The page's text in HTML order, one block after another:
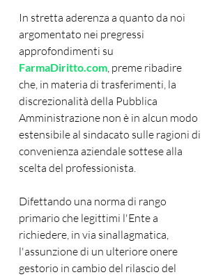
In stretta aderenza a quanto da noi
argomentato nei pregressi
approfondimenti su
FarmaDiritto.com, preme ribadire
che, in materia di trasferimenti, la
discrezionalità della Pubblica
Amministrazione non è in alcun modo
estensibile al sindacato sulle ragioni di
convenienza aziendale sottese alla
scelta del professionista.
Difettando una norma di rango
primario che legittimi l'Ente a
richiedere, in via sinallagmatica,
l'assunzione di un ulteriore onere
gestorio in cambio del rilascio del